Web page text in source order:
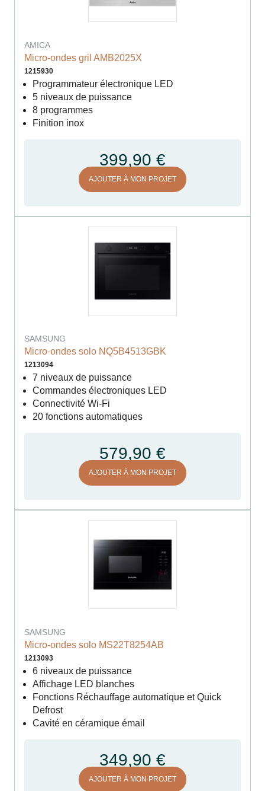
AMICA
Micro-ondes gril AMB2025X
1215930
Programmateur électronique LED
5 niveaux de puissance
8 programmes
Finition inox
399,90 €
AJOUTER À MON PROJET
SAMSUNG
Micro-ondes solo NQ5B4513GBK
1213094
7 niveaux de puissance
Commandes électroniques LED
Connectivité Wi-Fi
20 fonctions automatiques
579,90 €
AJOUTER À MON PROJET
SAMSUNG
Micro-ondes solo MS22T8254AB
1213093
6 niveaux de puissance
Affichage LED blanches
Fonctions Réchauffage automatique et Quick
Defrost
Cavité en céramique émail
349,90 €
AJOUTER À MON PROJET